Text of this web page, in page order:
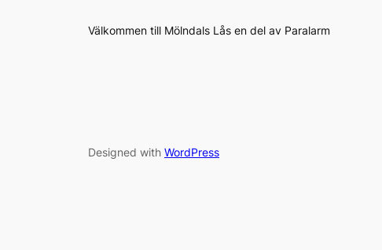
Välkommen till Mölndals Lås en del av Paralarm
Designed with WordPress